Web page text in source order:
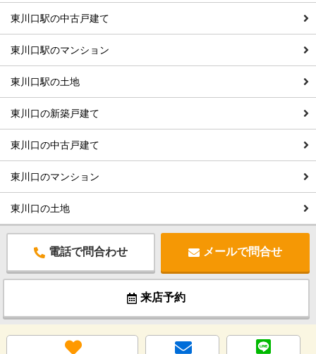
東川口駅の中古戸建て
東川口駅のマンション
東川口駅の土地
東川口の新築戸建て
東川口の中古戸建て
東川口のマンション
東川口の土地
電話で問合わせ メールで問合せ
来店予約